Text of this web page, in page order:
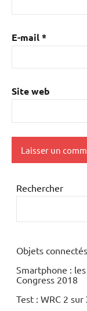
E-mail*
Site web
Rechercher
Objets
Smartphone :
Congress 2018
Test : WRC 2 sur